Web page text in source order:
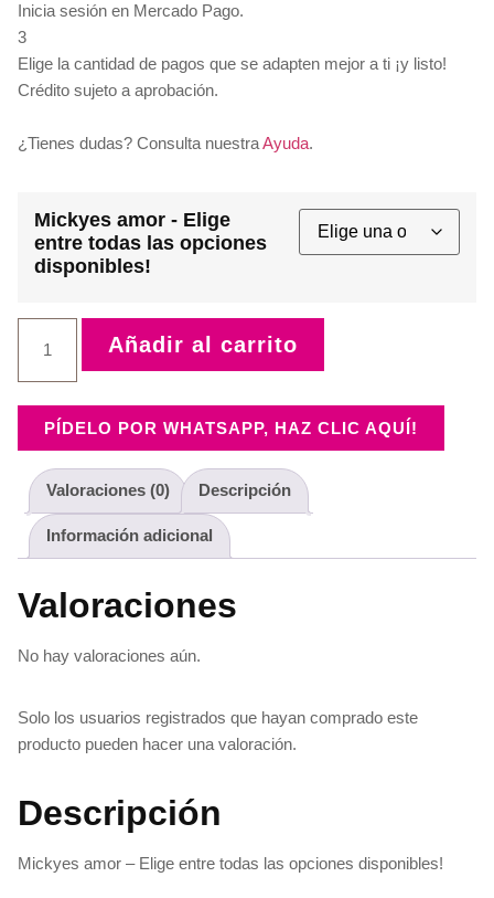
Inicia sesión en Mercado Pago.
3
Elige la cantidad de pagos que se adapten mejor a ti ¡y listo!
Crédito sujeto a aprobación.
¿Tienes dudas? Consulta nuestraAyuda.
Mickyes amor - Elige
entre todas las opciones
disponibles!
amor
cantidad
Añadir al carrito
PÍDELO POR WHATSAPP, HAZ CLIC AQUÍ!
Valoraciones (0) Descripción
Información adicional
Valoraciones
No hay valoraciones aún.
Solo los usuarios registrados que hayan comprado este
producto pueden hacer una valoración.
Descripción
Mickyes amor – Elige entre todas las opciones disponibles!